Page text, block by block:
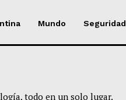
Mundo Seguridad
todo en un solo lugar.